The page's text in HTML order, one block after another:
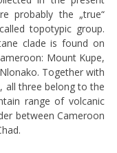
probably the „true“
topotypic group.
clade is found on
Mount Kupe,
Together with
all three belong to the
range of volcanic
between Cameroon